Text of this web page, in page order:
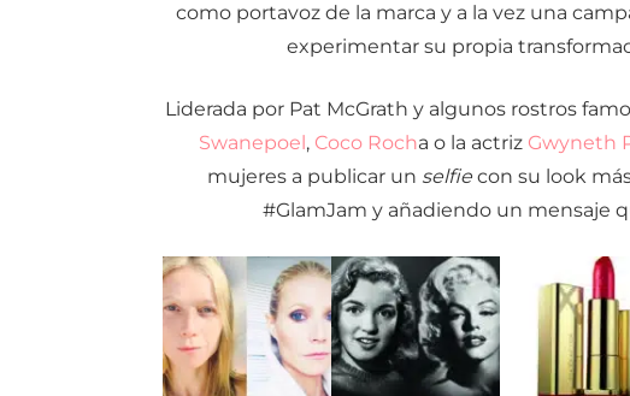
como portavoz de la marca y a la vez una
experimentar su propia
Liderada por Pat McGrath y algunos rostros
Swanepoel, Coco Rocha o la actriz Gwyneth
mujeres a publicar un selfiecon su look
#GlamJam y añadiendo un mensaje